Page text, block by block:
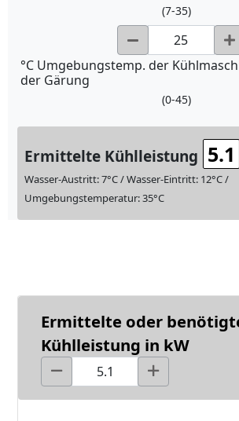
(7-35)
°C Umgebungstemp. der
der Gärung
(0-45)
Ermittelte Kühlleistung 5.1
Wasser-Austritt: 7°C / Wasser-Eintritt: 12°C /
Umgebungstemperatur: 35°C
Ermittelte oder
Kühlleistung in kW